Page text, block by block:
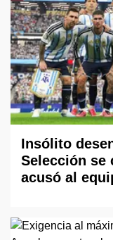
Insólito
Selección se
acusó al